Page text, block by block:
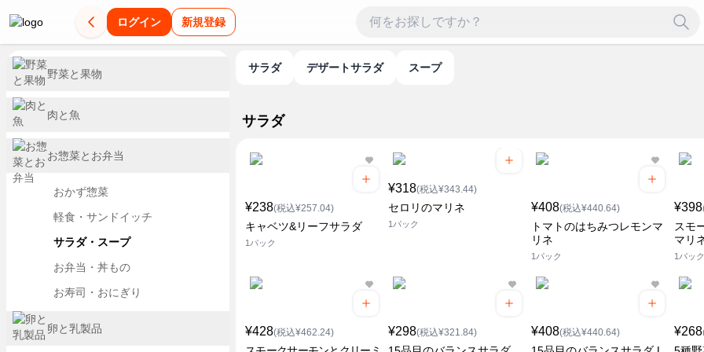
ログイン 新規登録
サラダ デザートサラダ スープ
サラダ
¥238(税込¥257.04)
キャベツ&リーフサラダ
1パック
¥318(税込¥343.44)
セロリのマリネ
1パック
¥408(税込¥440.64)
トマトのはちみつレモンマ
リネ
1パック
¥398
スモ
マリ
1パック
¥428(税込¥462.24) ¥298(税込¥321.84) ¥408(税込¥440.64) ¥268
野菜と果物
肉と魚
お惣菜とお弁当
おかず惣菜
軽食・サンドイッチ
サラダ・スープ
お弁当・丼もの
お寿司・おにぎり
卵と乳製品